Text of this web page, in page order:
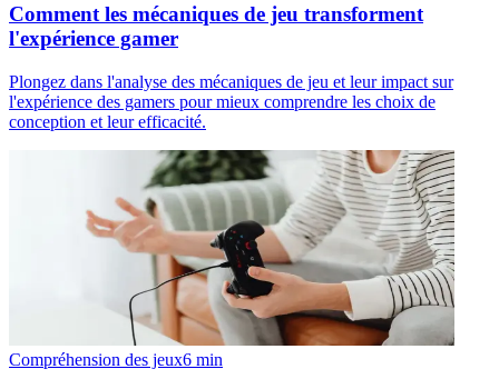
Comment les mécaniques de jeu transforment
l'expérience gamer
Plongez dans l'analyse des mécaniques de jeu et leur impact sur
l'expérience des gamers pour mieux comprendre les choix de
conception et leur efficacité.
Compréhension des jeux6 min